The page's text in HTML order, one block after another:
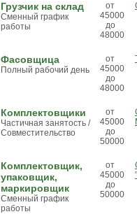
Грузчик на склад
Сменный график
работы
от
45000
до
48000
Фасовщица
Полный рабочий день
от
45000
до
48000
Комплектовщики
Частичная занятость /
Совместительство
от
45000
до
50000
Комплектовщик,
упаковщик,
маркировщик
Сменный график
работы
от
45000
до
50000